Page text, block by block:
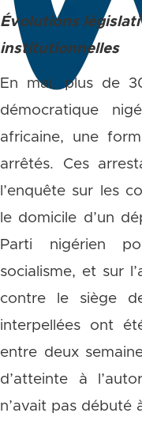
Évolutions
institutionnelles
En mai, plus de
démocratique
africaine, une
arrêtés. Ces
l’enquête sur les
le domicile d’un
Parti nigérien
socialisme, et sur
contre le siège
interpellées ont
entre deux
d’atteinte à
n’avait pas débuté